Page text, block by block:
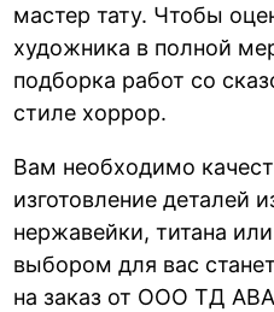
мастер тату. Чтобы
художника в полной
подборка работ со
стиле хоррор.
Вам необходимо
изготовление деталей
нержавейки, титана
выбором для вас станет
на заказ от ООО ТД